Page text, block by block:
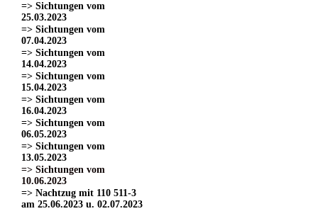
=> Sichtungen vom
25.03.2023
=> Sichtungen vom
07.04.2023
=> Sichtungen vom
14.04.2023
=> Sichtungen vom
15.04.2023
=> Sichtungen vom
16.04.2023
=> Sichtungen vom
06.05.2023
=> Sichtungen vom
13.05.2023
=> Sichtungen vom
10.06.2023
=> Nachtzug mit 110 511-3
am 25.06.2023 u. 02.07.2023